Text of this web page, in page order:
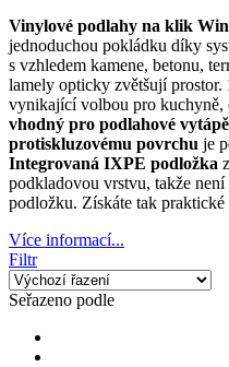
Vinylové podlahy na klik
jednoduchou pokládku díky
s vzhledem kamene, betonu,
lamely opticky zvětšují prostor.
vynikající volbou pro kuchyně,
vhodný pro podlahové
protiskluzovému povrchu je
Integrovaná IXPE podložka
podkladovou vrstvu, takže
podložku. Získáte tak praktické
Více informací...
Filtr
Seřazeno podle